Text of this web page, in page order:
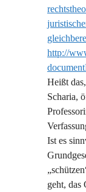
http://
Heißt
Scharia,
Ist es
geht, das